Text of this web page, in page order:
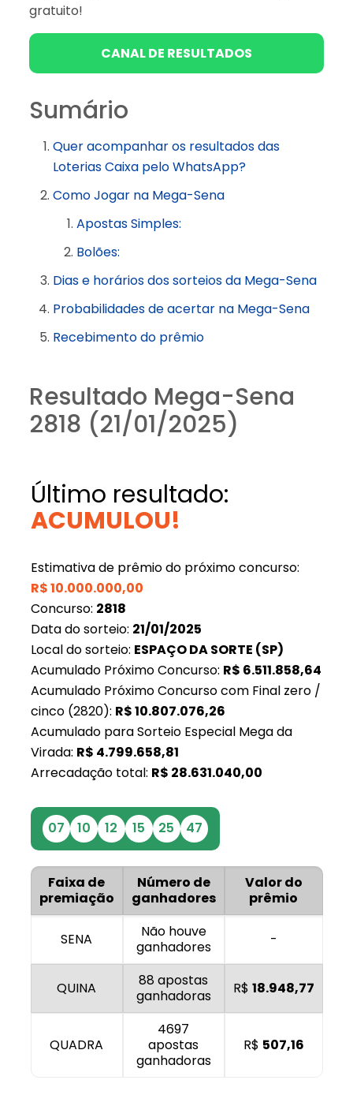
gratuito!
CANAL DE RESULTADOS
Sumário
Quer acompanhar os resultados das
Loterias Caixa pelo WhatsApp?
Como Jogar na Mega-Sena
Apostas Simples:
Bolões:
Dias e horários dos sorteios da Mega-Sena
Probabilidades de acertar na Mega-Sena
Recebimento do prêmio
Resultado Mega-Sena
2818 (21/01/2025)
Último resultado:
ACUMULOU!
Estimativa de prêmio do próximo concurso:
R$10.000.000,00
Concurso: 2818
Data do sorteio: 21/01/2025
Local do sorteio: ESPAÇO DA SORTE (SP)
Acumulado Próximo Concurso: R$ 6.511.858,64
Acumulado Próximo Concurso com Final zero /
cinco (2820): R$10.807.076,26
Acumulado para Sorteio Especial Mega da
Virada: R$ 4.799.658,81
Arrecadação total: R$ 28.631.040,00
07 10 12 15 25 47
Faixa de
premiação
Número de
ganhadores
Valor do
prêmio
SENA
Não houve
ganhadores
-
QUINA
88 apostas
ganhadoras
R$ 18.948,77
QUADRA
4697
apostas
ganhadoras
R$ 507,16